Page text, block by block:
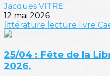
Jacques VITRE
12 mai 2026
littérature lecture livre
25/04 : Fête de la
2026.